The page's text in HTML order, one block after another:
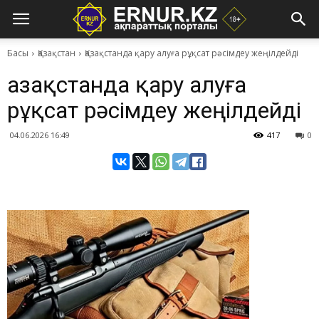
Басы Қазақстан Қазақстанда қару алуға рұқсат рәсімдеу жеңілдейді
Қазақстанда қару алуға
рұқсат рәсімдеу жеңілдейді
04.06.2026 16:49 0
417